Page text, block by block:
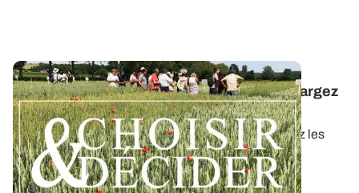
Céréales à paille conduites en bio : téléchargez
la synthèse des essais 2025
Dans ce nouveau guide Choisir & Décider, retrouvez les
résultats des essais du réseau...
09 DÉC. 2025